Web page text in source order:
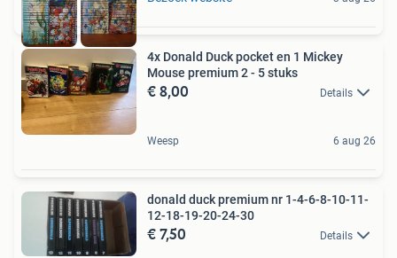
4x Donald Duck pocket en 1 Mickey
Mouse premium 2 - 5 stuks
€ 8,00 Details
Weesp 6 aug 26
donald duck premium nr 1-4-6-8-10-11-
12-18-19-20-24-30
€ 7,50 Details